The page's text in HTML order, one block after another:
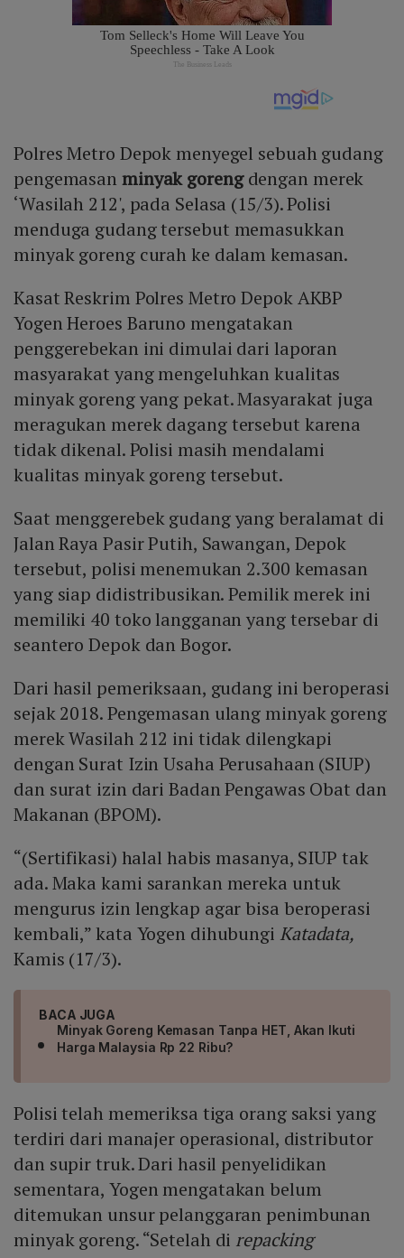
Polres Metro Depok menyegel sebuah gudang
pengemasan minyak gorengdengan merek
‘Wasilah 212', pada Selasa (15/3). Polisi
menduga gudang tersebut memasukkan
minyak goreng curah ke dalam kemasan.
Kasat Reskrim Polres Metro Depok AKBP
Yogen Heroes Baruno mengatakan
penggerebekan ini dimulai dari laporan
masyarakat yang mengeluhkan kualitas
minyak goreng yang pekat. Masyarakat juga
meragukan merek dagang tersebut karena
tidak dikenal. Polisi masih mendalami
kualitas minyak goreng tersebut.
Saat menggerebek gudang yang beralamat di
Jalan Raya Pasir Putih, Sawangan, Depok
tersebut, polisi menemukan 2.300 kemasan
yang siap didistribusikan. Pemilik merek ini
memiliki 40 toko langganan yang tersebar di
seantero Depok dan Bogor.
Dari hasil pemeriksaan, gudang ini beroperasi
sejak 2018. Pengemasan ulang minyak goreng
merek Wasilah 212 ini tidak dilengkapi
dengan Surat Izin Usaha Perusahaan (SIUP)
dan surat izin dari Badan Pengawas Obat dan
Makanan (BPOM).
“(Sertifikasi) halal habis masanya, SIUP tak
ada. Maka kami sarankan mereka untuk
mengurus izin lengkap agar bisa beroperasi
kembali,” kata Yogen dihubungi Katadata,
Kamis (17/3).
BACA JUGA
Minyak Goreng Kemasan Tanpa HET, Akan Ikuti
Harga Malaysia Rp 22 Ribu?
Polisi telah memeriksa tiga orang saksi yang
terdiri dari manajer operasional, distributor
dan supir truk. Dari hasil penyelidikan
sementara, Yogen mengatakan belum
ditemukan unsur pelanggaran penimbunan
minyak goreng. “Setelah di repacking